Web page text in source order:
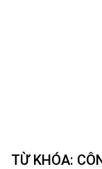
TỪ KHÓA: